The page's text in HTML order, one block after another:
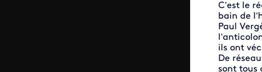
C’est le
bain de
Paul
ils ont
De
sont tous